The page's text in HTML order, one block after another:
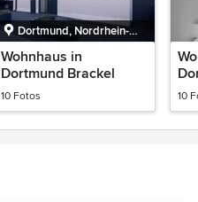
Dortmund, Nordrhein-
Westfalen
Wohnhaus in
Dortmund Brackel
10 Fotos 10